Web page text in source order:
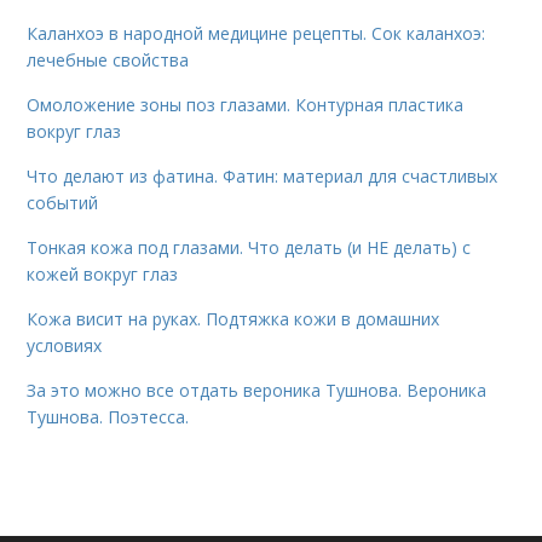
Каланхоэ в народной медицине рецепты. Сок каланхоэ:
лечебные свойства
Омоложение зоны поз глазами. Контурная пластика
вокруг глаз
Что делают из фатина. Фатин: материал для счастливых
событий
Тонкая кожа под глазами. Что делать (и НЕ делать) с
кожей вокруг глаз
Кожа висит на руках. Подтяжка кожи в домашних
условиях
За это можно все отдать вероника Тушнова. Вероника
Тушнова. Поэтесса.